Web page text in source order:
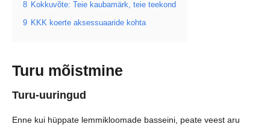
8 Kokkuvõte: Teie kaubamärk, teie teekond
9 KKK koerte aksessuaaride kohta
Turu mõistmine
Turu-uuringud
Enne kui hüppate lemmikloomade basseini, peate veest aru